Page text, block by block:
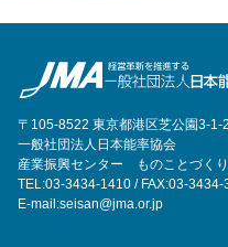
〒105-8522 東京都港区芝公園3-1-
一般社団法人日本能率協会
産業振興センター ものことづく
TEL:03-3434-1410 / FAX:03-3434-
E-mail:seisan@jma.or.jp